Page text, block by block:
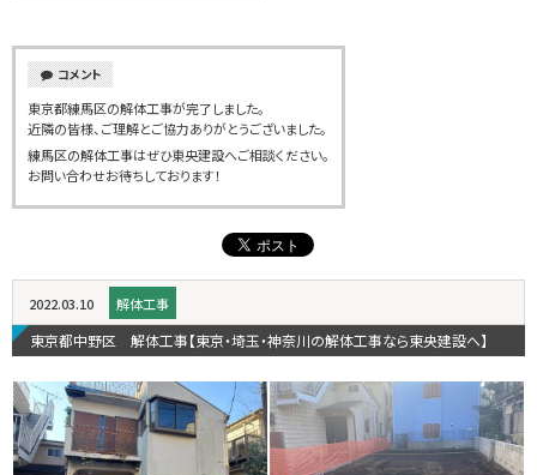
コメント
東京都練馬区の解体工事が完了しました。
近隣の皆様、ご理解とご協力ありがとうございました。
練馬区の解体工事はぜひ東央建設へご相談ください。
お問い合わせお待ちしております！
2022.03.10 解体工事
東京都中野区 解体工事【東京・埼玉・神奈川の解体工事なら東央建設へ】